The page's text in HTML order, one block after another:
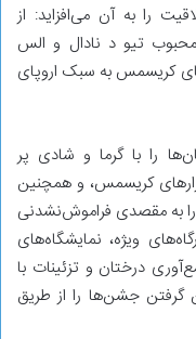
را به آن می‌افزاید: از
محبوب تیو د نادال و الس
کریسمس به سبک اروپای
را با گرما و شادی پر
کریسمس، و همچنین
به مقصدی فراموش‌نشدنی
ویژه، نمایشگاه‌های
درختان و تزئینات با
جشن‌ها را از طریق